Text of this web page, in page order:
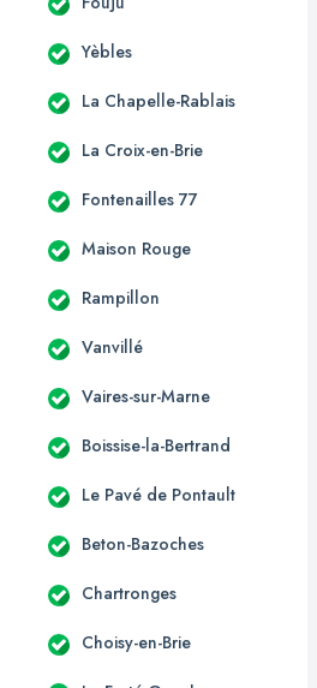
Yèbles
La Chapelle-Rablais
La Croix-en-Brie
Fontenailles 77
Maison Rouge
Rampillon
Vanvillé
Vaires-sur-Marne
Boissise-la-Bertrand
Le Pavé de Pontault
Beton-Bazoches
Chartronges
Choisy-en-Brie